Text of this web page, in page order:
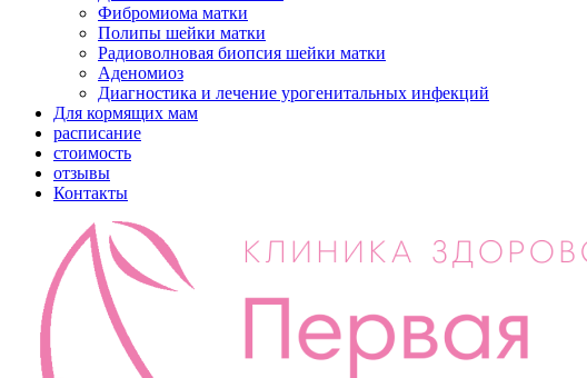
Фибромиома матки
Полипы шейки матки
Радиоволновая биопсия шейки матки
Аденомиоз
Диагностика и лечение урогенитальных инфекций
Для кормящих мам
расписание
стоимость
отзывы
Контакты